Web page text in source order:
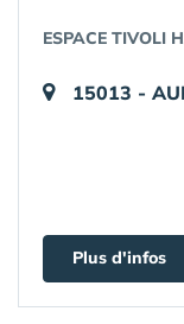
ESPACE TIVOLI
15013 -
Plus d'infos